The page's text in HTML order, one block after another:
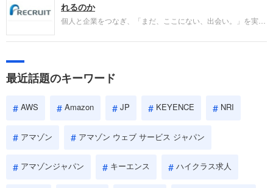
IBMです。採用面接対策の企業研究にご活用くださ
い。
れるのか
個人と企業をつなぎ、「まだ、ここにない、出会い。」を実現
やこれまでの成果を具体的に問われるほか、「人間性」も評価
しょう。
最近話題のキーワード
AWS Amazon JP KEYENCE NRI
アマゾン アマゾン ウェブ サービス ジャパン
アマゾンジャパン キーエンス ハイクラス求人